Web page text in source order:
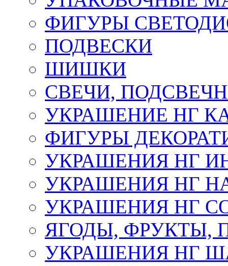
ФИГУРЫ
ПОДВЕСКИ
ШИШКИ
СВЕЧИ,
УКРАШЕНИЕ НГ
ФИГУРЫ
УКРАШЕНИЯ НГ
УКРАШЕНИЯ НГ
УКРАШЕНИЯ НГ
ЯГОДЫ, ФРУКТЫ,
УКРАШЕНИЯ НГ